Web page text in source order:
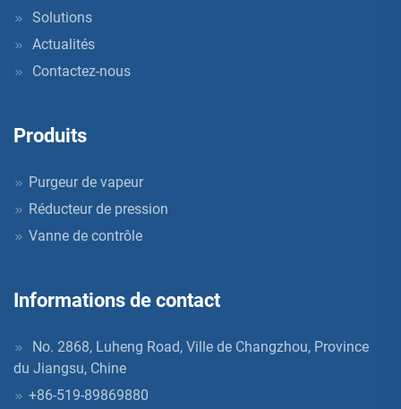
Solutions
Actualités
Contactez-nous
Produits
Purgeur de vapeur
Réducteur de pression
Vanne de contrôle
Informations de contact
No. 2868, Luheng Road, Ville de Changzhou, Province
du Jiangsu, Chine
+86-519-89869880